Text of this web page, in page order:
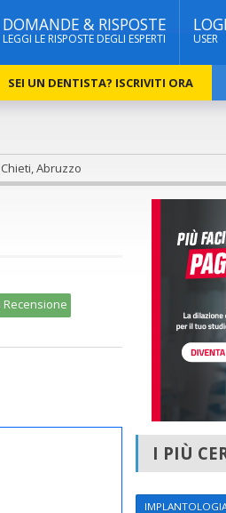
DOMANDE & RISPOSTE
LEGGI LE RISPOSTE DEGLI ESPERTI USER
SEI UN DENTISTA? ISCRIVITI ORA
Abruzzo
I PIÙ